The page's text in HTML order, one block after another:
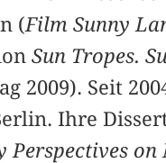
(Film Sunny
Sun Tropes.
2009). Seit
Ihre
Perspectives